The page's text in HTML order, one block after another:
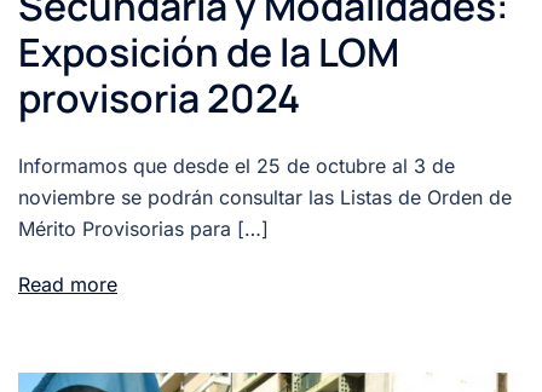
Exposición de la LOM
provisoria 2024
Informamos que desde el 25 de octubre al 3 de
noviembre se podrán consultar las Listas de Orden de
Mérito Provisorias para […]
Read more